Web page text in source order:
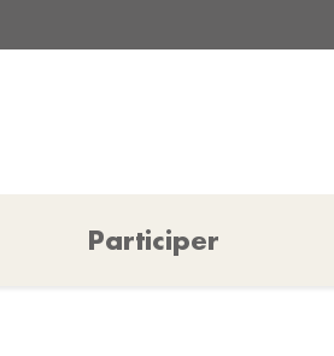
Participer